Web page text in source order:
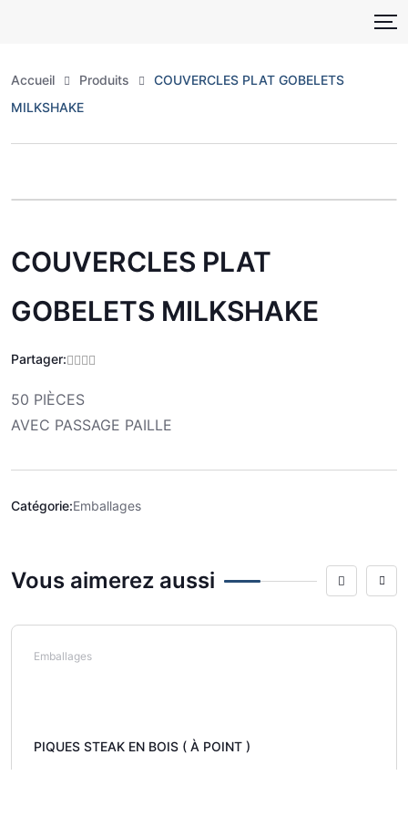
Accueil Produits
COUVERCLES PLAT GOBELETS
MILKSHAKE
COUVERCLES PLAT
GOBELETS MILKSHAKE
Partager:
50 PIÈCES
AVEC PASSAGE PAILLE
Catégorie:Emballages
Vous aimerez aussi
Emballages
PIQUES STEAK EN BOIS ( À POINT )